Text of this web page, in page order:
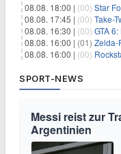
08.08. 18:00 | (00) Star
08.08. 17:45 | (00) Take-
08.08. 16:30 | (00) GTA 6:
08.08. 16:00 | (01) Zelda-
08.08. 16:00 | (00)
SPORT-NEWS
Messi reist zur
Argentinien